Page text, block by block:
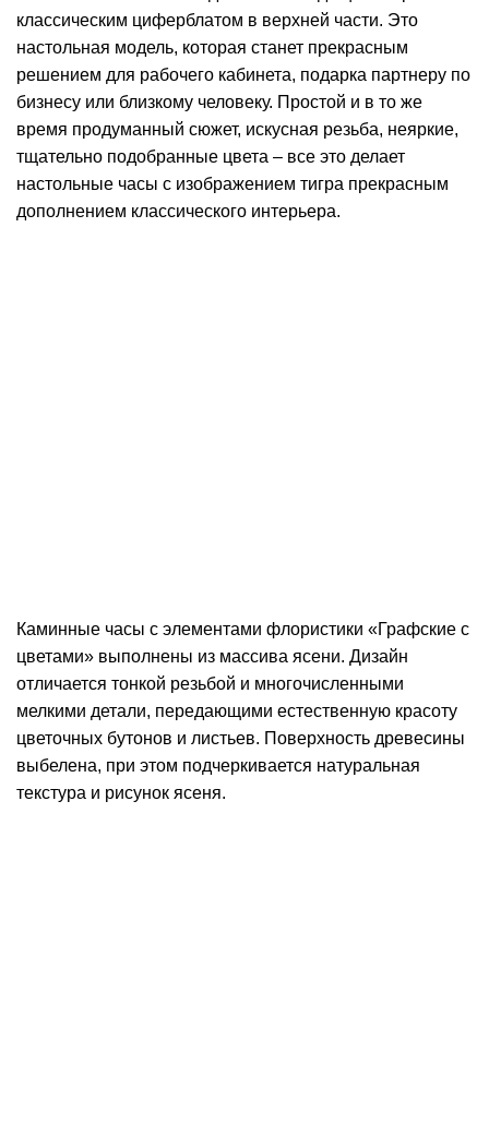
классическим циферблатом в верхней части. Это
настольная модель, которая станет прекрасным
решением для рабочего кабинета, подарка партнеру по
бизнесу или близкому человеку. Простой и в то же
время продуманный сюжет, искусная резьба, неяркие,
тщательно подобранные цвета – все это делает
настольные часы с изображением тигра прекрасным
дополнением классического интерьера.
Каминные часы с элементами флористики «Графские с
цветами» выполнены из массива ясени. Дизайн
отличается тонкой резьбой и многочисленными
мелкими детали, передающими естественную красоту
цветочных бутонов и листьев. Поверхность древесины
выбелена, при этом подчеркивается натуральная
текстура и рисунок ясеня.